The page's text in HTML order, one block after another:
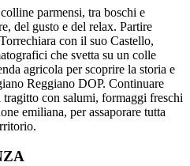
parmensi, tra boschi e
del gusto e del relax. Partire
con il suo Castello,
che svetta su un colle
agricola per scoprire la storia e
Reggiano DOP. Continuare
con salumi, formaggi freschi
emiliana, per assaporare tutta